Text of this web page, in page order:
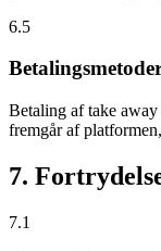
6.5
Betaling af take away
fremgår af
7.
7.1